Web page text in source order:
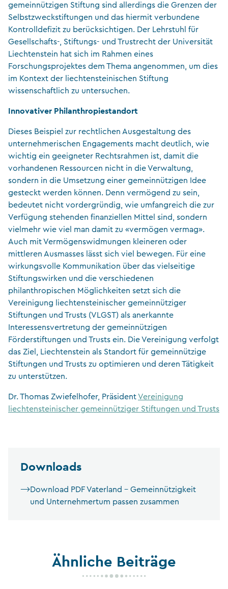
gemeinnützigen Stiftung sind allerdings die Grenzen der
Selbstzweckstiftungen und das hiermit verbundene
Kontrolldefizit zu berücksichtigen. Der Lehrstuhl für
Gesellschafts-, Stiftungs- und Trustrecht der Universität
Liechtenstein hat sich im Rahmen eines
Forschungsprojektes dem Thema angenommen, um dies
im Kontext der liechtensteinischen Stiftung
wissenschaftlich zu untersuchen.
Innovativer Philanthropiestandort
Dieses Beispiel zur rechtlichen Ausgestaltung des
unternehmerischen Engagements macht deutlich, wie
wichtig ein geeigneter Rechtsrahmen ist, damit die
vorhandenen Ressourcen nicht in die Verwaltung,
sondern in die Umsetzung einer gemeinnützigen Idee
gesteckt werden können. Denn vermögend zu sein,
bedeutet nicht vordergründig, wie umfangreich die zur
Verfügung stehenden finanziellen Mittel sind, sondern
vielmehr wie viel man damit zu «vermögen vermag».
Auch mit Vermögenswidmungen kleineren oder
mittleren Ausmasses lässt sich viel bewegen. Für eine
wirkungsvolle Kommunikation über das vielseitige
Stiftungswirken und die verschiedenen
philanthropischen Möglichkeiten setzt sich die
Vereinigung liechtensteinischer gemeinnütziger
Stiftungen und Trusts (VLGST) als anerkannte
Interessensvertretung der gemeinnützigen
Förderstiftungen und Trusts ein. Die Vereinigung verfolgt
das Ziel, Liechtenstein als Standort für gemeinnützige
Stiftungen und Trusts zu optimieren und deren Tätigkeit
zu unterstützen.
Dr. Thomas Zwiefelhofer, PräsidentVereinigung
liechtensteinischer gemeinnütziger Stiftungen und Trusts
Downloads
Download PDF Vaterland – Gemeinnützigkeit
und Unternehmertum passen zusammen
Ähnliche Beiträge